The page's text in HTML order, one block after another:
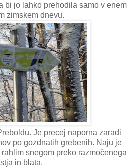
bi jo lahko prehodila samo v enem
zimskem dnevu.
Je precej naporna zaradi
po gozdnatih grebenih. Naju je
snegom preko razmočenega
in blata.